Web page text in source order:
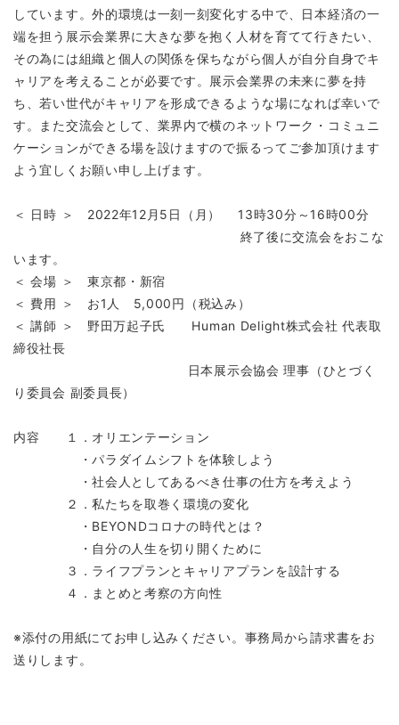
しています。外的環境は一刻一刻変化する中で、日本経済の一
端を担う展示会業界に大きな夢を抱く人材を育てて行きたい、
その為には組織と個人の関係を保ちながら個人が自分自身でキ
ャリアを考えることが必要です。展示会業界の未来に夢を持
ち、若い世代がキャリアを形成できるような場になれば幸いで
す。また交流会として、業界内で横のネットワーク・コミュニ
ケーションができる場を設けますので振るってご参加頂けます
よう宜しくお願い申し上げます。
＜ 日時 ＞ 2022年12月5日（月） 13時30分～16時00分
終了後に交流会をおこな
います。
＜ 会場 ＞ 東京都・新宿
＜ 費用 ＞ お1人 5,000円（税込み）
＜ 講師 ＞ 野田万起子氏 Human Delight株式会社 代表取
締役社長
日本展示会協会 理事（ひとづく
り委員会 副委員長）
内容 １．オリエンテーション
・パラダイムシフトを体験しよう
・社会人としてあるべき仕事の仕方を考えよう
２．私たちを取巻く環境の変化
・BEYONDコロナの時代とは？
・自分の人生を切り開くために
３．ライフプランとキャリアプランを設計する
４．まとめと考察の方向性
※添付の用紙にてお申し込みください。事務局から請求書をお
送りします。